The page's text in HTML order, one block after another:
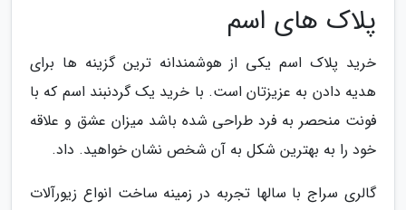
پلاک های اسم
خرید پلاک اسم یکی از هوشمندانه ترین گزینه ها برای
هدیه دادن به عزیزتان است. با خرید یک گردنبند اسم که با
فونت منحصر به فرد طراحی شده باشد میزان عشق و علاقه
خود را به بهترین شکل به آن شخص نشان خواهید. داد.
گالری سراج با سالها تجربه در زمینه ساخت انواع زیورآلات